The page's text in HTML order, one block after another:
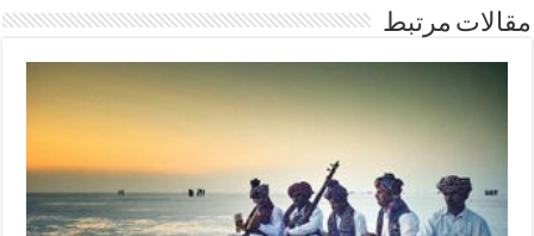
مقالات مرتبط